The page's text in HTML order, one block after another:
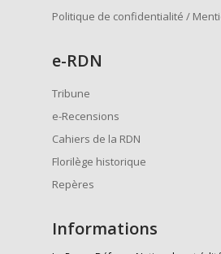
Politique de confidentialité /
e-RDN
Tribune
e-Recensions
Cahiers de la RDN
Florilège historique
Repères
Informations